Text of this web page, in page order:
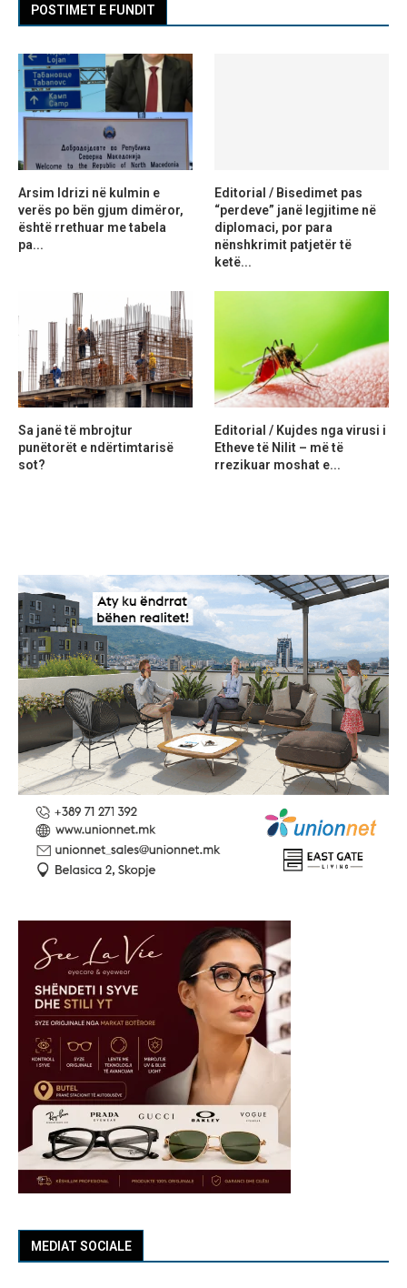
MEDIAT SOCIALE
POSTIMET E FUNDIT
Arsim Idrizi në kulmin e
verës po bën gjum dimëror,
është rrethuar me tabela
pa...
Editorial / Bisedimet pas
“perdeve” janë legjitime në
diplomaci, por para
nënshkrimit patjetër të
ketë...
Sa janë të mbrojtur
punëtorët e ndërtimtarisë
sot?
Editorial / Kujdes nga virusi i
Etheve të Nilit – më të
rrezikuar moshat e...